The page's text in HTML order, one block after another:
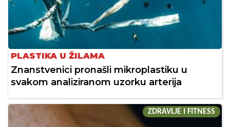
PLASTIKA U ŽILAMA
Znanstvenici pronašli mikroplastiku u
svakom analiziranom uzorku arterija
ZDRAVLJE I FITNESS